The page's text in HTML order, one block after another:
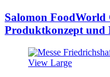
Salomon FoodWorld
Produktkonzept und
View Large